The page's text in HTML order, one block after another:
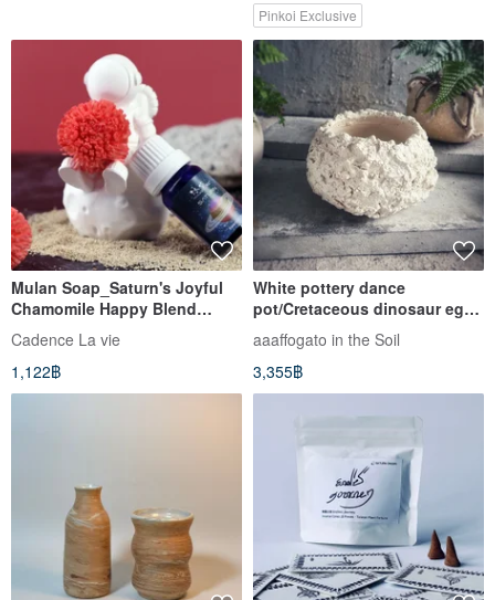
Pinkoi Exclusive
Mulan Soap_Saturn's Joyful
Chamomile Happy Blend
Planet Aroma Diffuser Set
Cadence La vie
1,122฿
White pottery dance
pot/Cretaceous dinosaur egg
flower pot-dark white
meteorite
aaaffogato in the Soil
3,355฿